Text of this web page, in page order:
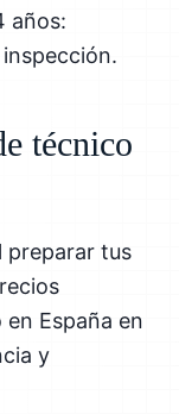
años:
técnico
preparar tus
España en
y